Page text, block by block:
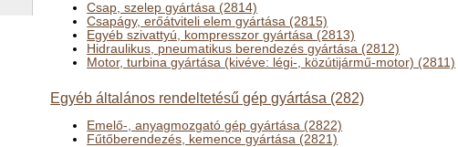
Csap, szelep gyártása (2814)
Csapágy, erőátviteli elem gyártása (2815)
Egyéb szivattyú, kompresszor gyártása (2813)
Hidraulikus, pneumatikus berendezés gyártása (2812)
Motor, turbina gyártása (kivéve: légi-, közútijármű-motor) (2811)
Egyéb általános rendeltetésű gép gyártása (282)
Emelő-, anyagmozgató gép gyártása (2822)
Fűtőberendezés, kemence gyártása (2821)